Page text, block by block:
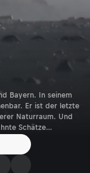
Bayern. In seinem
Er ist der letzte
Naturraum. Und
Schätze…